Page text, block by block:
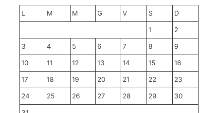
L M M G V S D
1 2
3 4 5 6 7 8 9
10 11 12 13 14 15 16
17 18 19 20 21 22 23
24 25 26 27 28 29 30